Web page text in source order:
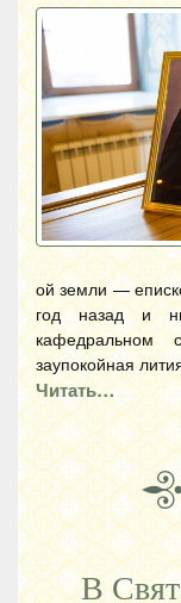
ой земли —
год назад и
кафедральном
заупокойная
Читать…
В